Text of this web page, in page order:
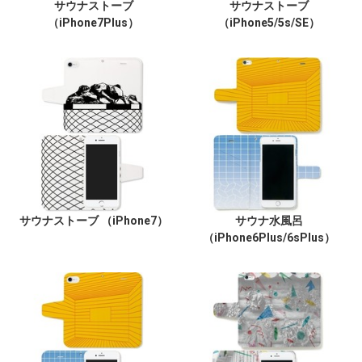
サウナストーブ
（iPhone7Plus）
サウナストーブ
（iPhone5/5s/SE）
サウナストーブ （iPhone7）
サウナ水風呂
（iPhone6Plus/6sPlus）